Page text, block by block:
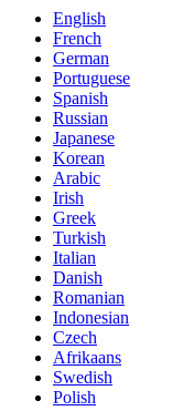
English
French
German
Portuguese
Spanish
Russian
Japanese
Korean
Arabic
Irish
Greek
Turkish
Italian
Danish
Romanian
Indonesian
Czech
Afrikaans
Swedish
Polish